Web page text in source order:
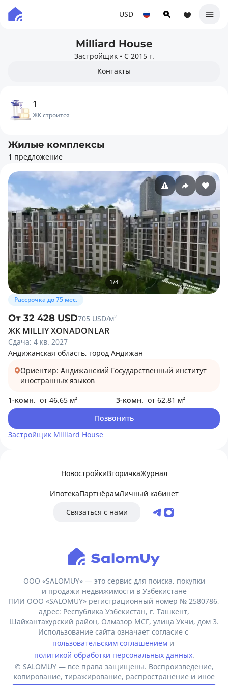
USD
Milliard House
Застройщик• С 2015 г.
Контакты
1
ЖК строится
Жилые комплексы
1 предложение
1/4
Рассрочка до 75 мес.
От 32 428 USD705 USD/м²
ЖК MILLIY XONADONLAR
Сдача: 4 кв. 2027
Андижанская область, город Андижан
Ориентир: Андижанский Государственный институт
иностранных языков
1-комн. от 46.65 м² 3-комн. от 62.81 м²
Позвонить
Застройщик Milliard House
НовостройкиВторичкаЖурнал
ИпотекаПартнёрамЛичный кабинет
Связаться с нами
ООО «SALOMUY» — это сервис для поиска, покупки
и продажи недвижимости в Узбекистане
ПИИ ООО «SALOMUY» регистрационный номер № 2580786,
адрес: Республика Узбекистан, г. Ташкент,
Шайхантахурский район, Олмазор МСГ, улица Укчи, дом 3.
Использование сайта означает согласие с
пользовательским соглашениеми
политикой обработки персональных данных.
© SALOMUY — все права защищены. Воспроизведение,
копирование, тиражирование, распространение и иное